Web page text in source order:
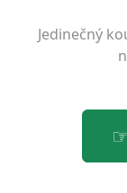
Jedinečný